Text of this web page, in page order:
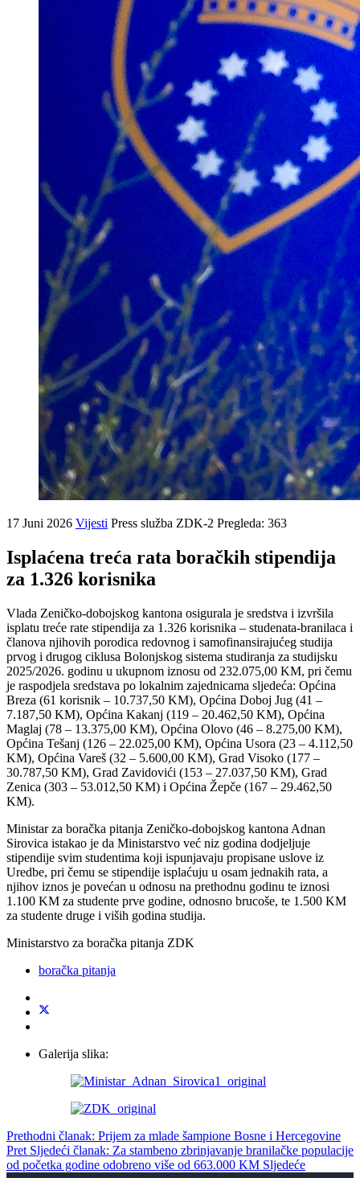
17 Juni 2026 Vijesti Press služba ZDK-2 Pregleda: 363
Isplaćena treća rata boračkih stipendija
za 1.326 korisnika
Vlada Zeničko-dobojskog kantona osigurala je sredstva i izvršila
isplatu treće rate stipendija za 1.326 korisnika – studenata-branilaca i
članova njihovih porodica redovnog i samofinansirajućeg studija
prvog i drugog ciklusa Bolonjskog sistema studiranja za studijsku
2025/2026. godinu u ukupnom iznosu od 232.075,00 KM, pri čemu
je raspodjela sredstava po lokalnim zajednicama sljedeća: Općina
Breza (61 korisnik – 10.737,50 KM), Općina Doboj Jug (41 –
7.187,50 KM), Općina Kakanj (119 – 20.462,50 KM), Općina
Maglaj (78 – 13.375,00 KM), Općina Olovo (46 – 8.275,00 KM),
Općina Tešanj (126 – 22.025,00 KM), Općina Usora (23 – 4.112,50
KM), Općina Vareš (32 – 5.600,00 KM), Grad Visoko (177 –
30.787,50 KM), Grad Zavidovići (153 – 27.037,50 KM), Grad
Zenica (303 – 53.012,50 KM) i Općina Žepče (167 – 29.462,50
KM).
Ministar za boračka pitanja Zeničko-dobojskog kantona Adnan
Sirovica istakao je da Ministarstvo već niz godina dodjeljuje
stipendije svim studentima koji ispunjavaju propisane uslove iz
Uredbe, pri čemu se stipendije isplaćuju u osam jednakih rata, a
njihov iznos je povećan u odnosu na prethodnu godinu te iznosi
1.100 KM za studente prve godine, odnosno brucoše, te 1.500 KM
za studente druge i viših godina studija.
Ministarstvo za boračka pitanja ZDK
boračka pitanja
Galerija slika:
Prethodni članak: Prijem za mlade šampione Bosne i Hercegovine
Pret Sljedeći članak: Za stambeno zbrinjavanje branilačke populacije
od početka godine odobreno više od 663.000 KM Sljedeće